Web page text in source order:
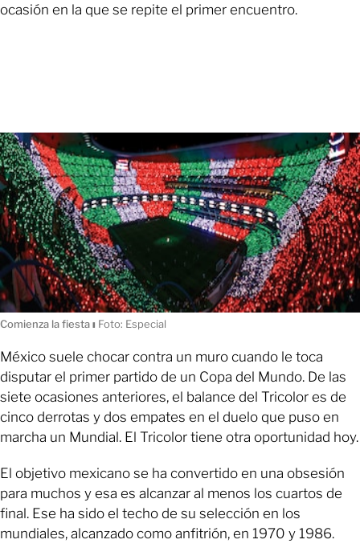
ocasión en la que se repite el primer encuentro.
Comienza la fiestaı Foto: Especial
México suele chocar contra un muro cuando le toca
disputar el primer partido de un Copa del Mundo. De las
siete ocasiones anteriores, el balance del Tricolor es de
cinco derrotas y dos empates en el duelo que puso en
marcha un Mundial. El Tricolor tiene otra oportunidad hoy.
El objetivo mexicano se ha convertido en una obsesión
para muchos y esa es alcanzar al menos los cuartos de
final. Ese ha sido el techo de su selección en los
mundiales, alcanzado como anfitrión, en 1970 y 1986.